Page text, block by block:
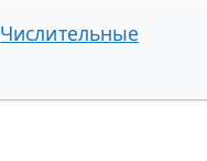
Числительные